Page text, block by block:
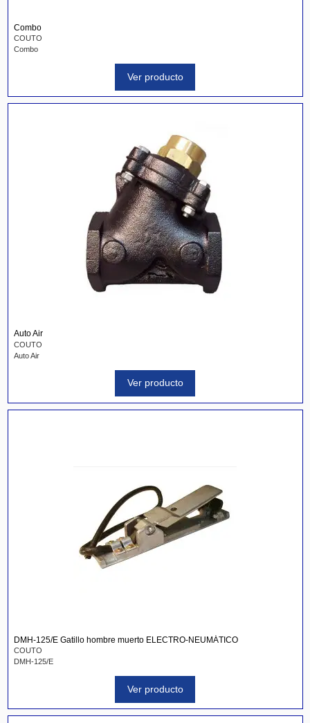
Combo
COUTO
Combo
Ver producto
Auto Air
COUTO
Auto Air
Ver producto
DMH-125/E Gatillo hombre muerto ELECTRO-NEUMÁTICO
COUTO
DMH-125/E
Ver producto